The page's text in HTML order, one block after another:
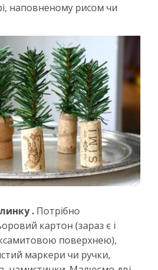
наповненому рисом чи
. Потрібно
картон (зараз є і
поверхнею),
маркери чи ручки,